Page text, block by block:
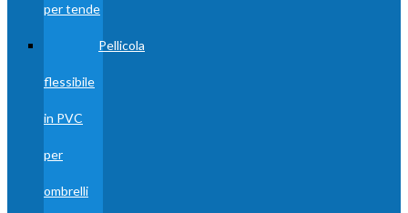
per tende
Pellicola
flessibile
in PVC
per
ombrelli